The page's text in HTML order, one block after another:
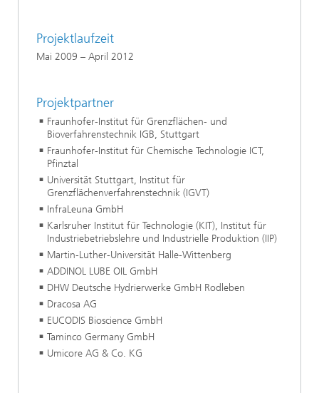
Projektlaufzeit
Mai 2009 – April 2012
Projektpartner
Fraunhofer-Institut für Grenzflächen- und
Bioverfahrenstechnik IGB, Stuttgart
Fraunhofer-Institut für Chemische Technologie ICT,
Pfinztal
Universität Stuttgart, Institut für
Grenzflächenverfahrenstechnik (IGVT)
InfraLeuna GmbH
Karlsruher Institut für Technologie (KIT), Institut für
Industriebetriebslehre und Industrielle Produktion (IIP)
Martin-Luther-Universität Halle-Wittenberg
ADDINOL LUBE OIL GmbH
DHW Deutsche Hydrierwerke GmbH Rodleben
Dracosa AG
EUCODIS Bioscience GmbH
Taminco Germany GmbH
Umicore AG & Co. KG